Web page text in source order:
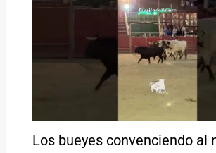
Los bueyes convenciendo al